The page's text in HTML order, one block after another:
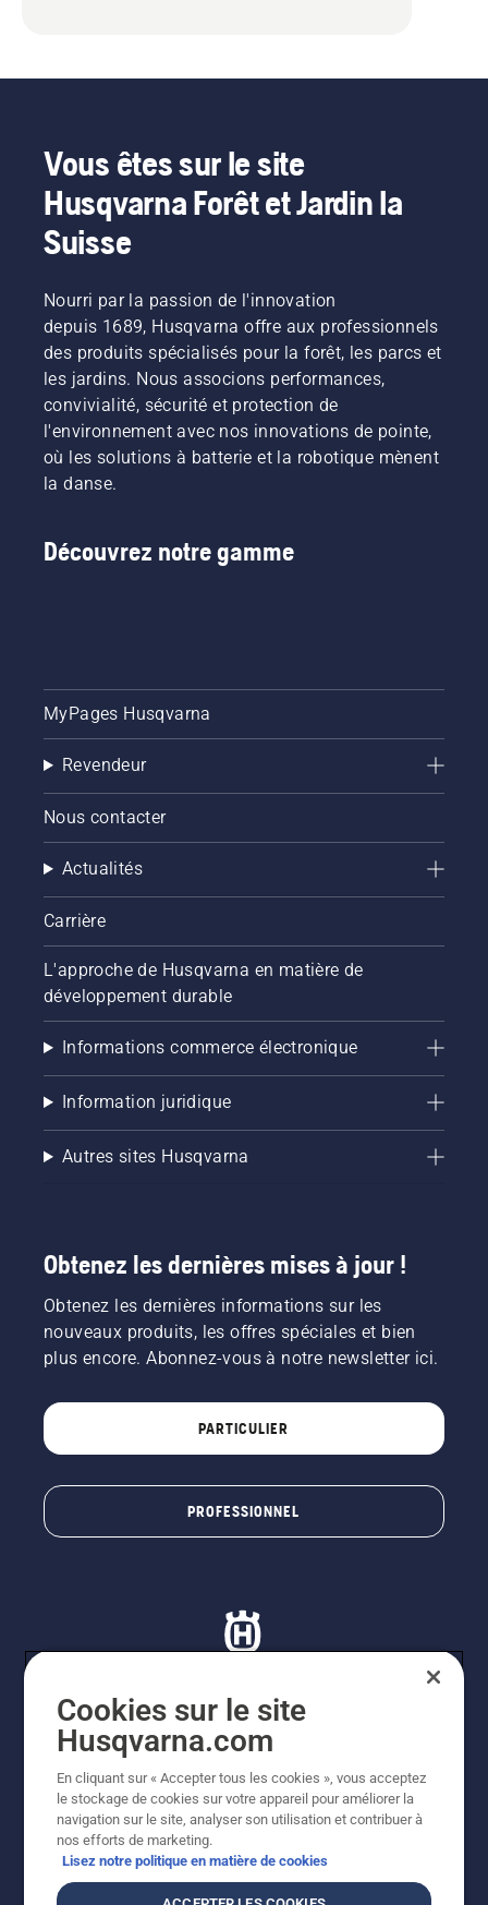
Vous êtes sur le site
Husqvarna Forêt et Jardin la
Suisse
Nourri par la passion de l'innovation
depuis 1689, Husqvarna offre aux professionnels
des produits spécialisés pour la forêt, les parcs et
les jardins. Nous associons performances,
convivialité, sécurité et protection de
l'environnement avec nos innovations de pointe,
où les solutions à batterie et la robotique mènent
la danse.
Découvrez notre gamme
MyPages Husqvarna
Revendeur
Nous contacter
Actualités
Carrière
L'approche de Husqvarna en matière de
développement durable
Informations commerce électronique
Information juridique
Autres sites Husqvarna
Obtenez les dernières mises à jour !
Obtenez les dernières informations sur les
nouveaux produits, les offres spéciales et bien
plus encore. Abonnez-vous à notre newsletter ici.
PARTICULIER
PROFESSIONNEL
© Husqvarna AB (publ). Tous droits réservés. Les prix
aux revendeurs participants, sauf si le produit est
disponible pour un achat direct sur la boutique en ligne
de Husqvarna. Prix en CHF, TVA 8,1 % et TAR incluses.
Sous réserve d'erreurs et de modifications de forme,
techniques, des équipements et des prix. Sous réserve
de modification. Aucune prétention ne pourra être
Cookies sur le site
Husqvarna.com
En cliquant sur « Accepter tous les cookies », vous acceptez
le stockage de cookies sur votre appareil pour améliorer la
navigation sur le site, analyser son utilisation et contribuer à
nos efforts de marketing.
Lisez notre politique en matière de cookies